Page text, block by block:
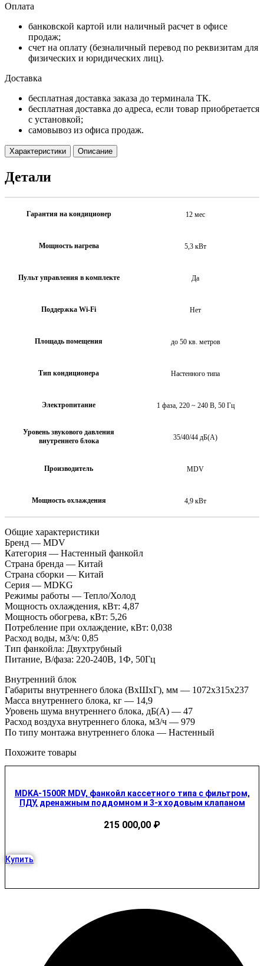
Оплата
банковской картой или наличный расчет в офисе
продаж;
счет на оплату (безналичный перевод по реквизитам для
физических и юридических лиц).
Доставка
бесплатная доставка заказа до терминала ТК.
бесплатная доставка до адреса, если товар приобретается
с установкой;
самовывоз из офиса продаж.
Характеристики Описание
Детали
Гарантия на кондиционер 12 мес
Мощность нагрева 5,3 кВт
Пульт управления в комплекте Да
Поддержка Wi-Fi Нет
Площадь помещения до 50 кв. метров
Тип кондиционера Настенного типа
Электропитание 1 фаза, 220 ~ 240 В, 50 Гц
Уровень звукового давления
внутреннего блока
35/40/44 дБ(А)
Производитель MDV
Мощность охлаждения 4,9 кВт
Общие характеристики
Бренд — MDV
Категория — Настенный фанкойл
Страна бренда — Китай
Страна сборки — Китай
Серия — MDKG
Режимы работы — Тепло/Холод
Мощность охлаждения, кВт: 4,87
Мощность обогрева, кВт: 5,26
Потребление при охлаждение, кВт: 0,038
Расход воды, м3/ч: 0,85
Тип фанкойла: Двухтрубный
Питание, В/фаза: 220-240В, 1Ф, 50Гц
Внутренний блок
Габариты внутреннего блока (ВхШхГ), мм — 1072х315х237
Масса внутреннего блока, кг — 14,9
Уровень шума внутреннего блока, дБ(А) — 47
Расход воздуха внутреннего блока, м3/ч — 979
По типу монтажа внутреннего блока — Настенный
Похожите товары
MDKA-1500R MDV, фанкойл кассетного типа с фильтром,
ПДУ, дренажным поддомном и 3-х ходовым клапаном
215 000,00 ₽
Купить